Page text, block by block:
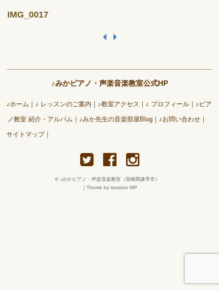
IMG_0017
♪みかピアノ・声楽音楽教室公式HP
♪ホーム ♪ レッスンのご案内 ♪教室アクセス ♪ プロフィール ♪ピア
ノ教室 紹介・アルバム ♪みか先生の音楽部屋Blog ♪お問い合わせ
サイトマップ
© ♪みかピアノ・声楽音楽教室（長崎県諫早市）
Theme by taratoro WP